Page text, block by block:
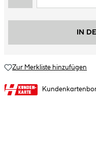
IN
Zur Merkliste hinzufügen